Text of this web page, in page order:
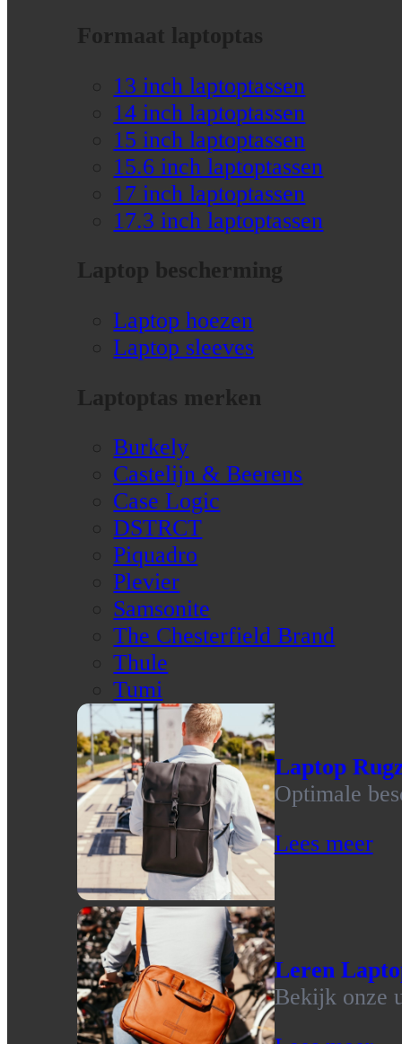
Formaat laptoptas
13 inch laptoptassen
14 inch laptoptassen
15 inch laptoptassen
15.6 inch laptoptassen
17 inch laptoptassen
17.3 inch laptoptassen
Laptop bescherming
Laptop hoezen
Laptop sleeves
Laptoptas merken
Burkely
Castelijn & Beerens
Case Logic
DSTRCT
Piquadro
Plevier
Samsonite
The Chesterfield Brand
Thule
Tumi
Laptop
Optimale
Lees meer
Leren
Bekijk onze